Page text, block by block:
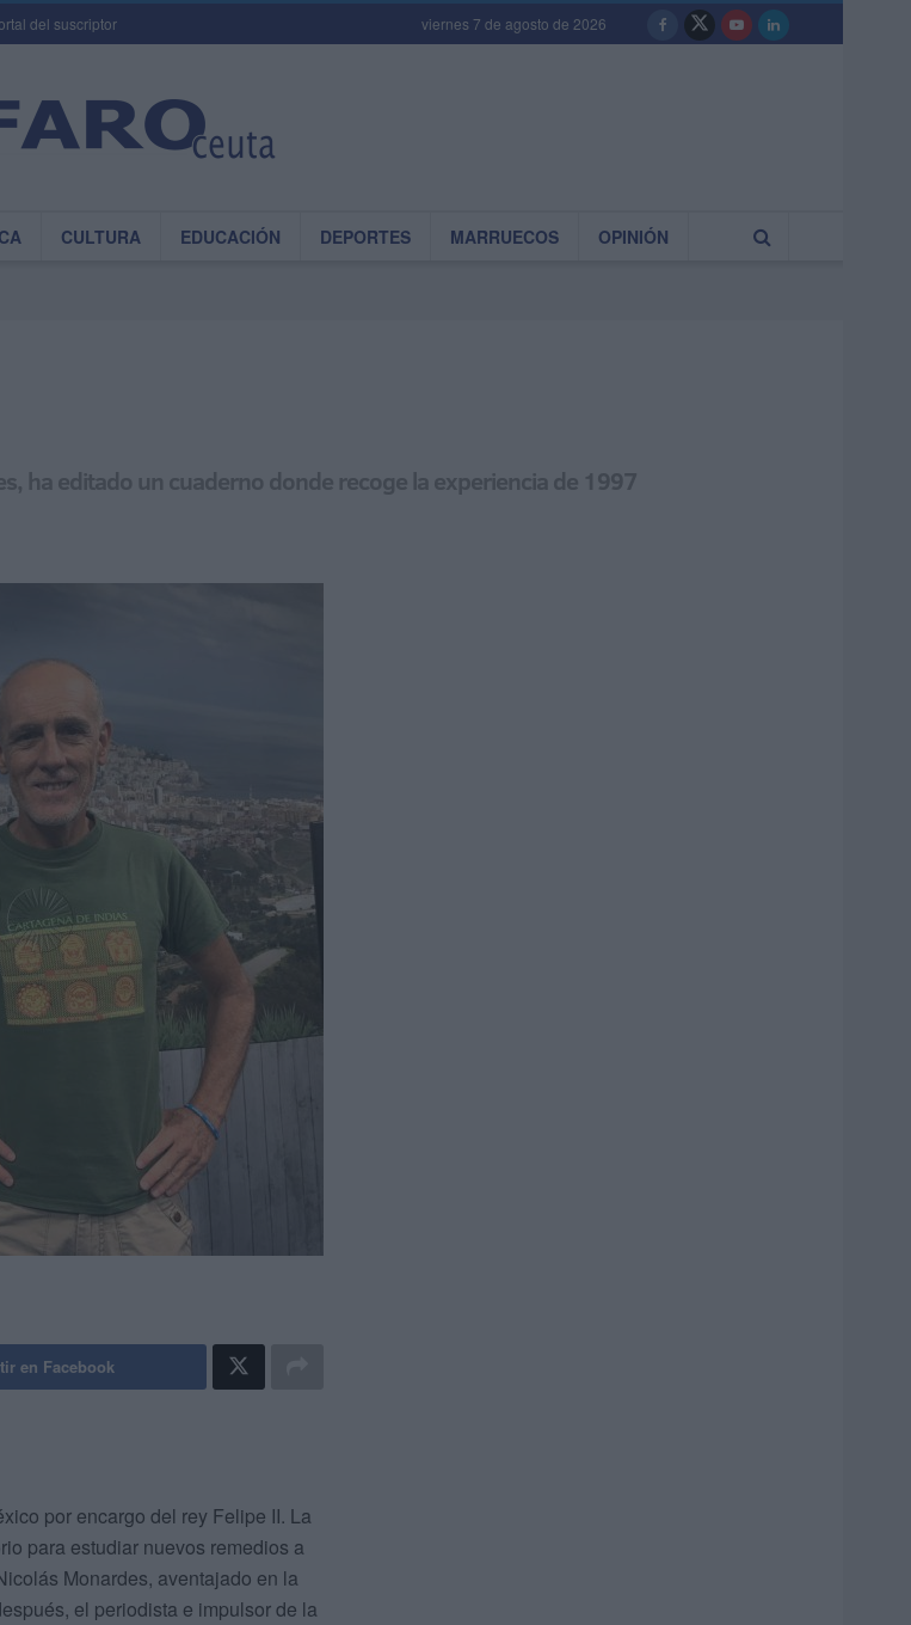
del suscriptor viernes 7 de agosto de 2026
CULTURA EDUCACIÓN DEPORTES MARRUECOS OPINIÓN
ha editado un cuaderno donde recoge la experiencia de 1997
en Facebook
por encargo del rey Felipe II. La
para estudiar nuevos remedios a
Monardes, aventajado en la
el periodista e impulsor de la